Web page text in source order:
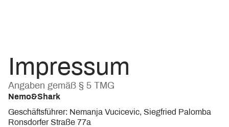
Impressum
Angaben gemäß § 5 TMG
Nemo&Shark
Geschäftsführer: Nemanja Vucicevic, Siegfried Palomba
Ronsdorfer Straße 77a